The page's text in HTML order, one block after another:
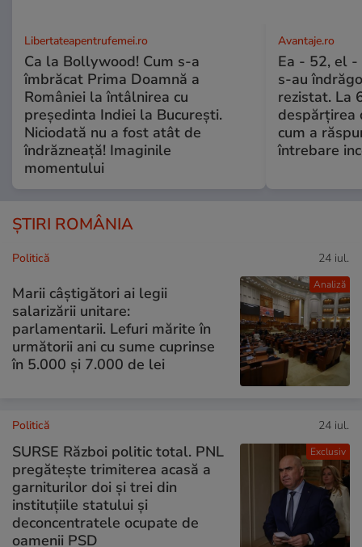
Libertateapentrufemei.ro
Ca la Bollywood! Cum s-a
îmbrăcat Prima Doamnă a
României la întâlnirea cu
președinta Indiei la București.
Niciodată nu a fost atât de
îndrăzneață! Imaginile
momentului
Avantaje.ro
Ea - 52, el -
s-au
rezistat. La
despărțirea
cum a
întrebare
ȘTIRI ROMÂNIA
Analiză
Politică 24 iul.
Marii câștigători ai legii
salarizării unitare:
parlamentarii. Lefuri mărite în
următorii ani cu sume cuprinse
în 5.000 și 7.000 de lei
Exclusiv
Politică 24 iul.
SURSE Război politic total. PNL
pregătește trimiterea acasă a
garniturilor doi și trei din
instituțiile statului și
deconcentratele ocupate de
oamenii PSD